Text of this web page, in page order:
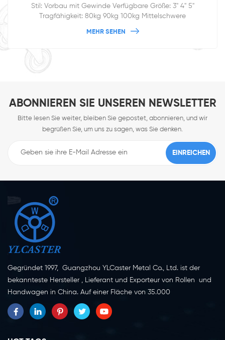
Stil: Vorbau mit Gewinde Verfügbare Größe: 3" 4" 5"
Tragfähigkeit: 80kg 90kg 100kg Mittelschwere
MEHR SEHEN
ABONNIEREN SIE UNSEREN NEWSLETTER
Bitte lesen Sie weiter, bleiben Sie gepostet, abonnieren, und wir
begrüßen Sie, um uns zu sagen, was Sie denken.
Gegründet 1997, Guangzhou YLCaster Metal Co., Ltd. ist der
bekannteste Hersteller , Lieferant und Exporteur von Rollen und
Handwagen in China. Auf einer Fläche von 35.000
Quadratmetern in der Stadt Yangjiang in der Provinz
Guangdong mit mehr als 20 Experten und etwa 150 Mitarbeitern,